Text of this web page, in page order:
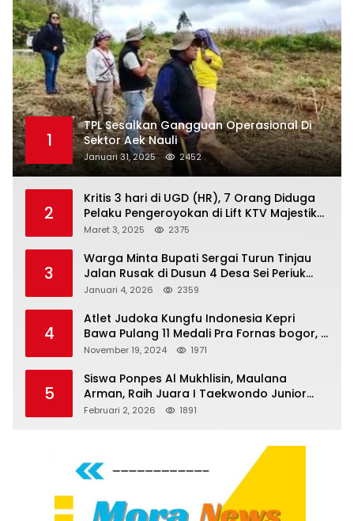
1
TPL Sesalkan Gangguan Operasional Di
Sektor Aek Nauli
Januari 31, 2025 2452
2
Kritis 3 hari di UGD (HR), 7 Orang Diduga
Pelaku Pengeroyokan di Lift KTV Majestik
Melenggang Bebas, Kantor Hukum JAP
Tanjungpinang
Maret 3, 2025 2375
3
Warga Minta Bupati Sergai Turun Tinjau
Jalan Rusak di Dusun 4 Desa Sei Periuk
Serdang Bedagai
Januari 4, 2026 2359
4
Atlet Judoka Kungfu Indonesia Kepri
Bawa Pulang 11 Medali Pra Fornas bogor, 3
Emas dan 8 Perunggu.
November 19, 2024 1971
5
Siswa Ponpes Al Mukhlisin, Maulana
Arman, Raih Juara I Taekwondo Junior
Putra di Riau National Championship 2026
Februari 2, 2026 1891